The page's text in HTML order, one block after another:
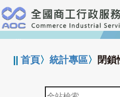
跳
到
主
要
:::
||首頁〉統計專區〉 閉鎖
全